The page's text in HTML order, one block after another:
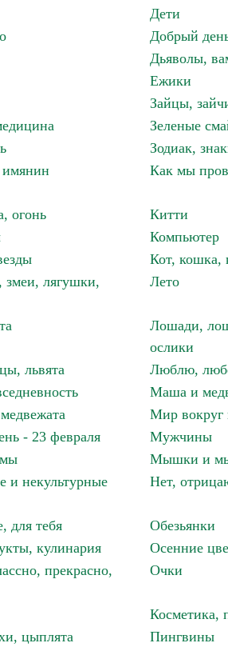
Дети
Добрый
Дьяволы,
Ежики
Зайцы,
Зеленые
Зодиак,
Как мы
огонь
Китти
Компьютер
Кот, кошка,
змеи, лягушки,
Лето
Лошади,
ослики
львята
Люблю,
Маша и
Мир вокруг
- 23 февраля
Мужчины
Мышки и
и некультурные Нет,
для тебя
Обезьянки
кулинария
Осенние
прекрасно,
Очки
Косметика,
цыплята
Пингвины